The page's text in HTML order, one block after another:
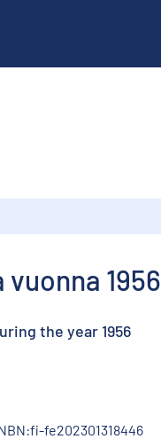
1956
the year 1956
fe202301318446